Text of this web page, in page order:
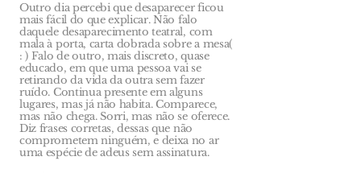
Outro dia percebi que desaparecer ficou
mais fácil do que explicar. Não falo
daquele desaparecimento teatral, com
mala à porta, carta dobrada sobre a mesa(
: ) Falo de outro, mais discreto, quase
educado, em que uma pessoa vai se
retirando da vida da outra sem fazer
ruído. Continua presente em alguns
lugares, mas já não habita. Comparece,
mas não chega. Sorri, mas não se oferece.
Diz frases corretas, dessas que não
comprometem ninguém, e deixa no ar
uma espécie de adeus sem assinatura.